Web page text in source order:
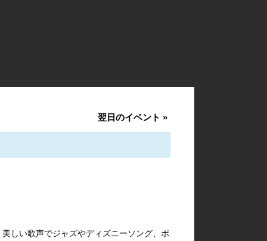
翌日のイベント »
しい歌声でジャズやディズニーソング、ポ